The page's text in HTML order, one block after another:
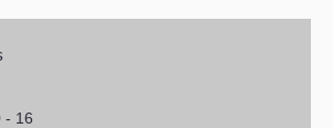
- 16